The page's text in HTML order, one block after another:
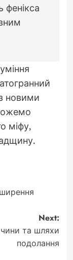
новими
міфу,
Next:
та шляхи
подолання